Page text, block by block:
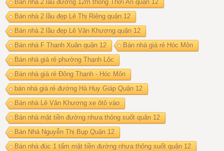
Bán nhà 2 lầu đường 12m thông Thới An quận 12
Bán nhà 2 lầu đẹp Lê Thị Riêng quận 12
Bán nhà 2 lầu đẹp Lê Văn Khương quận 12
Bán nhà F Thạnh Xuân quận 12
Bán nhà giá rẻ Hóc Môn
Bán nhà giá rẻ phường Thạnh Lộc
Bán nhà giá rẻ Đông Thạnh - Hóc Môn
bán nhà giá rẻ đường Hà Huy Giáp Quận 12
Bán nhà Lê Văn Khương xe ôtô vào
Bán nhà mặt tiền đường nhựa thông suốt quận 12
Bán Nhà Nguyễn Thị Bụp Quận 12
Bán nhà đúc 1 tấm mặt tiền đường nhựa thông suốt quận 12